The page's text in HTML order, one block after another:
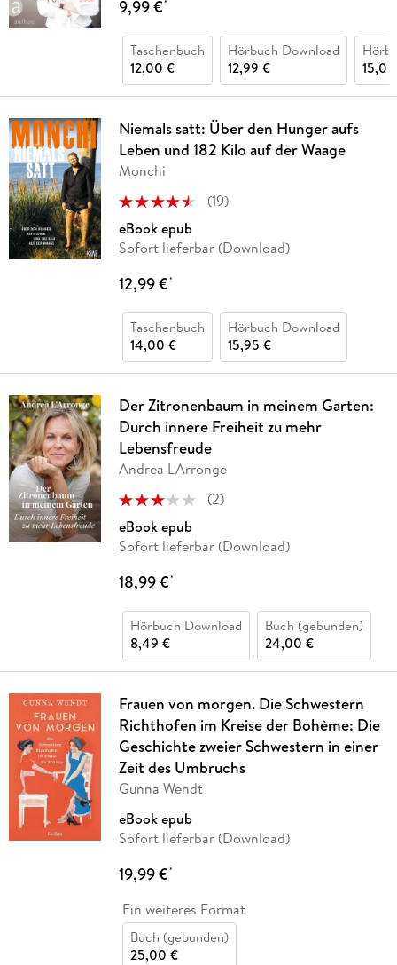
9,99 €*
Taschenbuch
12,00 €
Hörbuch Download
12,99 €
Niemals satt: Über den Hunger aufs
Leben und 182 Kilo auf der Waage
Monchi
(19)
eBook epub
Sofort lieferbar (Download)
12,99 €*
Taschenbuch
14,00 €
Hörbuch Download
15,95 €
Der Zitronenbaum in meinem Garten:
Durch innere Freiheit zu mehr
Lebensfreude
Andrea L'Arronge
(2)
eBook epub
Sofort lieferbar (Download)
18,99 €*
Hörbuch Download
8,49 €
Buch (gebunden)
24,00 €
Frauen von morgen. Die Schwestern
Richthofen im Kreise der Bohème: Die
Geschichte zweier Schwestern in einer
Zeit des Umbruchs
Gunna Wendt
eBook epub
Sofort lieferbar (Download)
19,99 €*
Ein weiteres Format
Buch (gebunden)
25,00 €